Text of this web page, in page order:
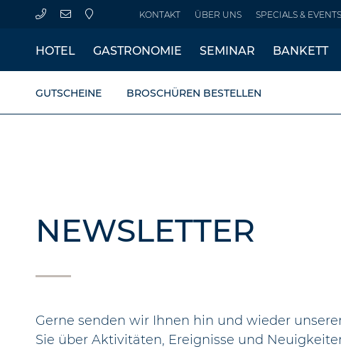
KONTAKT ÜBER UNS SPECIALS & EVENTS
HOTEL GASTRONOMIE SEMINAR BANKETT
GUTSCHEINE BROSCHÜREN BESTELLEN
NEWSLETTER
Gerne senden wir Ihnen hin und wieder
Sie über Aktivitäten, Ereignisse und